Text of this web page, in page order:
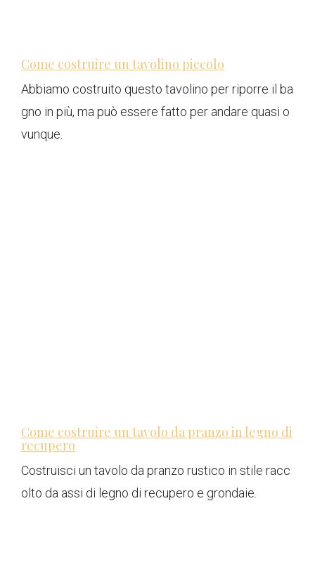
Come costruire un tavolino piccolo
Abbiamo costruito questo tavolino per riporre il ba
gno in più, ma può essere fatto per andare quasi o
vunque.
Come costruire un tavolo da pranzo in legno di
recupero
Costruisci un tavolo da pranzo rustico in stile racc
olto da assi di legno di recupero e grondaie.